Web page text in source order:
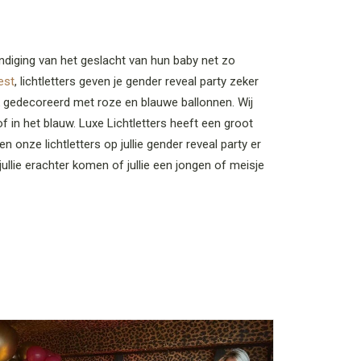
van het geslacht van hun baby net zo
, lichtletters geven je gender reveal party zeker
met roze en blauwe ballonnen. Wij
in het blauw. Luxe Lichtletters heeft een groot
onze lichtletters op jullie gender reveal party er
erachter komen of jullie een jongen of meisje